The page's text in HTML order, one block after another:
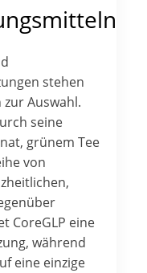
stehen
Auswahl.
seine
grünem Tee
von
CoreGLP eine
während
eine einzige